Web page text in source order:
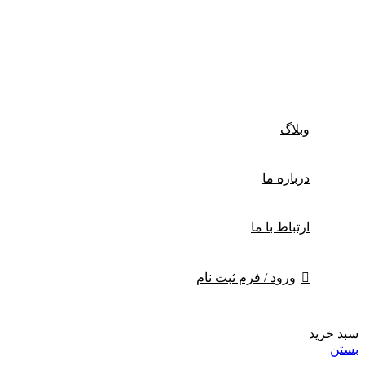
وبلاگ
درباره‌ ما
ارتباط با ما
ورود / فرم ثبت نام
سبد خرید
بستن